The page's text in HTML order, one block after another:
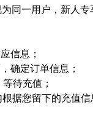
同一用户，新人
信息；
确定订单信息；
待充值；
据您留下的充值